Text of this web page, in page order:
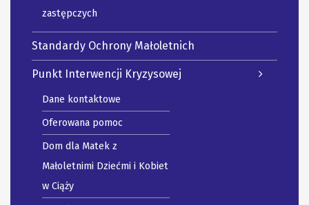
zastępczych
Standardy Ochrony Małoletnich
Punkt Interwencji Kryzysowej
Dane kontaktowe
Oferowana pomoc
Dom dla Matek z
Małoletnimi Dziećmi i Kobiet
w Ciąży